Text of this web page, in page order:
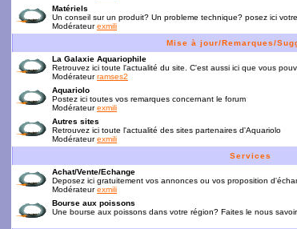
Matériels
Un conseil sur un produit? Un probleme technique? posez ici
Modérateurexmili
Mise à jour/Remarques/
La Galaxie Aquariophile
Retrouvez ici toute l'actualité du site. C'est aussi ici que vous
Modérateurramses2
Aquariolo
Postez ici toutes vos remarques concernant le forum
Modérateurexmili
Autres sites
Retrouvez ici toute l'actualité des sites partenaires d'Aquariolo
Modérateurexmili
Services
Achat/Vente/Echange
Deposez ici gratuitement vos annonces ou vos proposition
Modérateurexmili
Bourse aux poissons
Une bourse aux poissons dans votre région? Faites le nous